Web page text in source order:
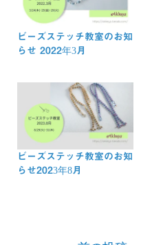
ビーズステッチ教室のお知
らせ 2022年3月
ビーズステッチ教室のお知
らせ2023年8月